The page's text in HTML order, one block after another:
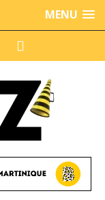
MENU